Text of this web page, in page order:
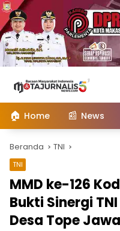
konten
🏠 Home 📰 News
Beranda TNI
TNI
MMD ke-126
Bukti Sinergi
Desa Tope Jawa